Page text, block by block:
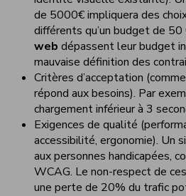
de 5000€ impliquera des
différents qu’un budget de
web dépassent leur budget
mauvaise définition des
Critères d’acceptation
répond aux besoins). Par
chargement inférieur à 3
Exigences de qualité
accessibilité, ergonomie). Un
aux personnes handicapées,
WCAG. Le non-respect de
une perte de 20% du trafic